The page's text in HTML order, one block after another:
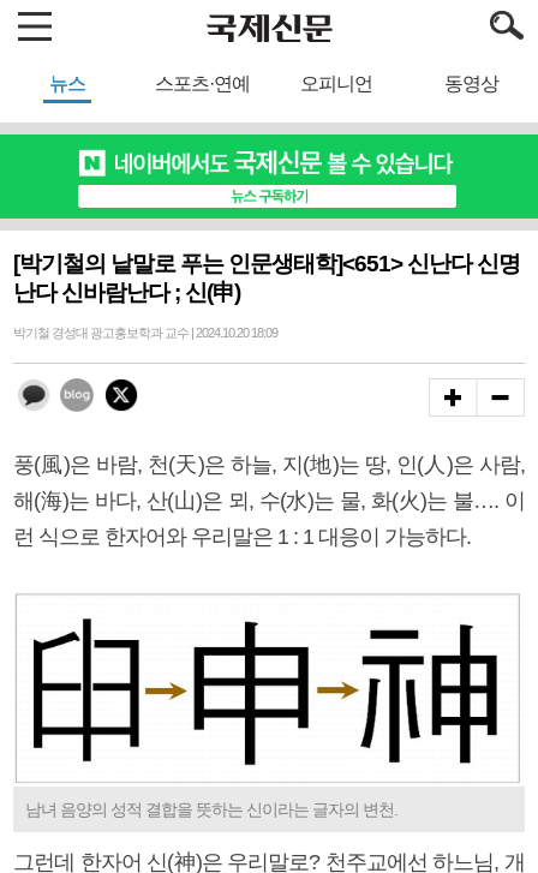
뉴스 스포츠·연예 오피니언 동영상
[박기철의 낱말로 푸는 인문생태학]<651> 신난다 신명
난다 신바람난다 ; 신(申)
박기철 경성대 광고홍보학과 교수 | 2024.10.20 18:09
풍(風)은 바람, 천(天)은 하늘, 지(地)는 땅, 인(人)은 사람,
해(海)는 바다, 산(山)은 뫼, 수(水)는 물, 화(火)는 불…. 이
런 식으로 한자어와 우리말은 1 : 1 대응이 가능하다.
남녀 음양의 성적 결합을 뜻하는 신이라는 글자의 변천.
그런데 한자어 신(神)은 우리말로? 천주교에선 하느님, 개